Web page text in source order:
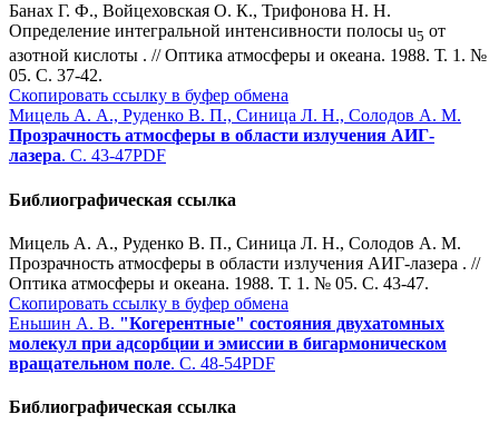
Банах Г. Ф., Войцеховская О. К., Трифонова Н. Н.
Определение интегральной интенсивности полосы u5 от
азотной кислоты . // Оптика атмосферы и океана. 1988. Т. 1. №
05. С. 37-42.
Скопировать ссылку в буфер обмена
Мицель А. А., Руденко В. П., Синица Л. Н., Солодов А. М.
Прозрачность атмосферы в области излучения АИГ-
лазера. С. 43-47PDF
Библиографическая ссылка
Мицель А. А., Руденко В. П., Синица Л. Н., Солодов А. М.
Прозрачность атмосферы в области излучения АИГ-лазера . //
Оптика атмосферы и океана. 1988. Т. 1. № 05. С. 43-47.
Скопировать ссылку в буфер обмена
Еньшин А. В. "Когерентные" состояния двухатомных
молекул при адсорбции и эмиссии в бигармоническом
вращательном поле. С. 48-54PDF
Библиографическая ссылка